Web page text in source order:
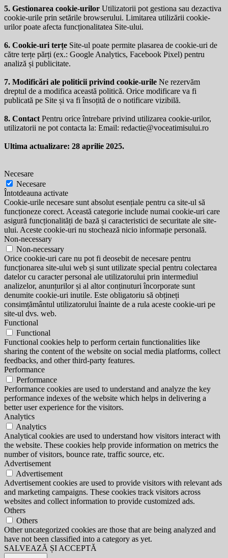
5. Gestionarea cookie-urilor Utilizatorii pot gestiona sau dezactiva
cookie-urile prin setările browserului. Limitarea utilizării cookie-
urilor poate afecta funcționalitatea Site-ului.
6. Cookie-uri terțe Site-ul poate permite plasarea de cookie-uri de
către terțe părți (ex.: Google Analytics, Facebook Pixel) pentru
analiză și publicitate.
7. Modificări ale politicii privind cookie-urile Ne rezervăm
dreptul de a modifica această politică. Orice modificare va fi
publicată pe Site și va fi însoțită de o notificare vizibilă.
8. Contact Pentru orice întrebare privind utilizarea cookie-urilor,
utilizatorii ne pot contacta la: Email: redactie@voceatimisului.ro
Ultima actualizare: 28 aprilie 2025.
Necesare
Necesare
Întotdeauna activate
Cookie-urile necesare sunt absolut esențiale pentru ca site-ul să
funcționeze corect. Această categorie include numai cookie-uri care
asigură funcționalități de bază și caracteristici de securitate ale site-
ului. Aceste cookie-uri nu stochează nicio informație personală.
Non-necessary
Non-necessary
Orice cookie-uri care nu pot fi deosebit de necesare pentru
funcționarea site-ului web și sunt utilizate special pentru colectarea
datelor cu caracter personal ale utilizatorului prin intermediul
analizelor, anunțurilor și al altor conținuturi încorporate sunt
denumite cookie-uri inutile. Este obligatoriu să obțineți
consimțământul utilizatorului înainte de a rula aceste cookie-uri pe
site-ul dvs. web.
Functional
Functional
Functional cookies help to perform certain functionalities like
sharing the content of the website on social media platforms, collect
feedbacks, and other third-party features.
Performance
Performance
Performance cookies are used to understand and analyze the key
performance indexes of the website which helps in delivering a
better user experience for the visitors.
Analytics
Analytics
Analytical cookies are used to understand how visitors interact with
the website. These cookies help provide information on metrics the
number of visitors, bounce rate, traffic source, etc.
Advertisement
Advertisement
Advertisement cookies are used to provide visitors with relevant ads
and marketing campaigns. These cookies track visitors across
websites and collect information to provide customized ads.
Others
Others
Other uncategorized cookies are those that are being analyzed and
have not been classified into a category as yet.
SALVEAZĂ ȘI ACCEPTĂ